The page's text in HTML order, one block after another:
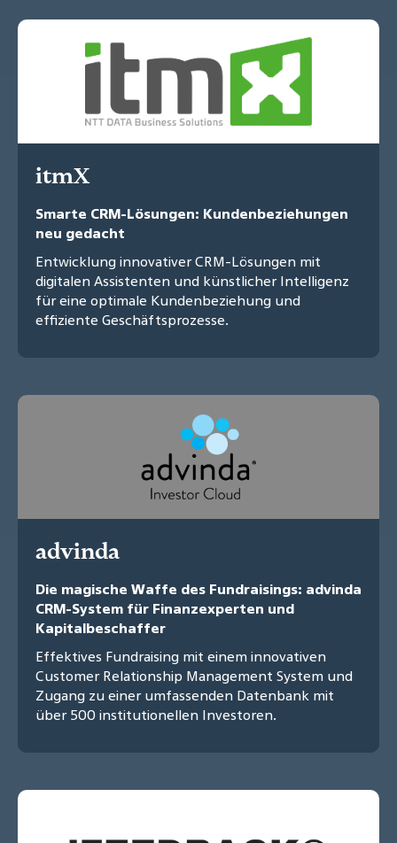
itmX
Smarte CRM-Lösungen: Kundenbeziehungen
neu gedacht
Entwicklung innovativer CRM-Lösungen mit
digitalen Assistenten und künstlicher Intelligenz
für eine optimale Kundenbeziehung und
effiziente Geschäftsprozesse.
advinda
Die magische Waffe des Fundraisings: advinda
CRM-System für Finanzexperten und
Kapitalbeschaffer
Effektives Fundraising mit einem innovativen
Customer Relationship Management System und
Zugang zu einer umfassenden Datenbank mit
über 500 institutionellen Investoren.